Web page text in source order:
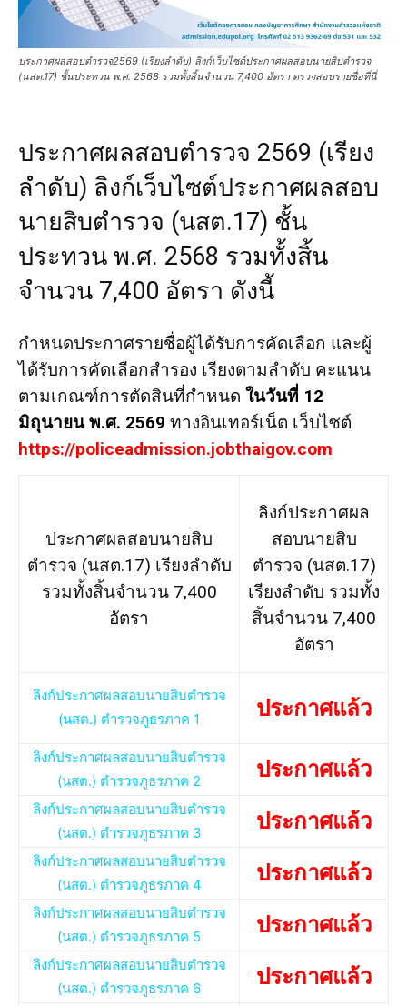
ประกาศผลสอบตํารวจ2569 (เรียงลำดับ) ลิงก์เว็บไซต์ประกาศผลสอบนายสิบตำรวจ
(นสต.17) ชั้นประทวน พ.ศ. 2568 รวมทั้งสิ้นจำนวน 7,400 อัตรา ตรวจสอบรายชื่อที่นี่
ประกาศผลสอบตํารวจ 2569 (เรียง
ลำดับ) ลิงก์เว็บไซต์ประกาศผลสอบ
นายสิบตำรวจ (นสต.17) ชั้น
ประทวน พ.ศ. 2568 รวมทั้งสิ้น
จำนวน 7,400 อัตรา ดังนี้
กำหนดประกาศรายชื่อผู้ได้รับการคัดเลือก และผู้
ได้รับการคัดเลือกสำรอง เรียงตามลำดับ คะแนน
ตามเกณฑ์การตัดสินที่กำหนด ในวันที่ 12
มิถุนายน พ.ศ. 2569 ทางอินเทอร์เน็ต เว็บไซต์
https://policeadmission.jobthaigov.com
ประกาศผลสอบนายสิบ
ตำรวจ (นสต.17) เรียงลำดับ
รวมทั้งสิ้นจำนวน 7,400
อัตรา
ลิงก์ประกาศผล
สอบนายสิบ
ตำรวจ (นสต.17)
เรียงลำดับ รวมทั้ง
สิ้นจำนวน 7,400
อัตรา
ลิงก์ประกาศผลสอบนายสิบตำรวจ
(นสต.) ตำรวจภูธรภาค 1
ประกาศแล้ว
ลิงก์ประกาศผลสอบนายสิบตำรวจ
(นสต.) ตำรวจภูธรภาค 2
ประกาศแล้ว
ลิงก์ประกาศผลสอบนายสิบตำรวจ
(นสต.) ตำรวจภูธรภาค 3
ประกาศแล้ว
ลิงก์ประกาศผลสอบนายสิบตำรวจ
(นสต.) ตำรวจภูธรภาค 4
ประกาศแล้ว
ลิงก์ประกาศผลสอบนายสิบตำรวจ
(นสต.) ตำรวจภูธรภาค 5
ประกาศแล้ว
ลิงก์ประกาศผลสอบนายสิบตำรวจ
(นสต.) ตำรวจภูธรภาค 6
ประกาศแล้ว